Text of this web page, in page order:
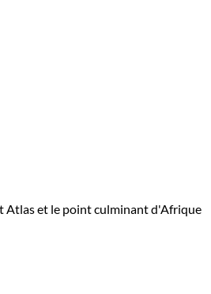
Atlas et le point culminant d'Afrique